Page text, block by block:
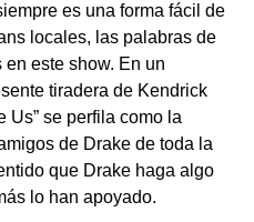
es una forma fácil de
locales, las palabras de
este show. En un
tiradera de Kendrick
Us” se perfila como la
de Drake de toda la
que Drake haga algo
lo han apoyado.